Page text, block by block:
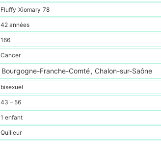
Fluffy_Xiomary_78
42 années
166
Cancer
Bourgogne-Franche-Comté , Chalon-sur-Saône
bisexuel
43 – 56
1 enfant
Quilleur